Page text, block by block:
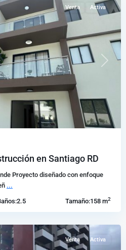
Next
Venta Activa
en Santiago RD
Proyecto diseñado con enfoque
...
2.5 Tamaño:158 m2
Venta Activa